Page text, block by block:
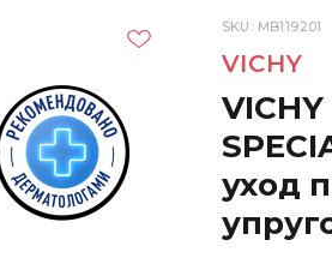
SKU: MB119201
VICHY
уход